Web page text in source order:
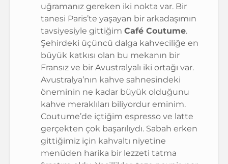
uğramanız gereken iki nokta var. Bir
tanesi Paris’te yaşayan bir arkadaşımın
tavsiyesiyle gittiğim Café Coutume.
Şehirdeki üçüncü dalga kahveciliğe en
büyük katkısı olan bu mekanın bir
Fransız ve bir Avustralyalı iki ortağı var.
Avustralya’nın kahve sahnesindeki
öneminin ne kadar büyük olduğunu
kahve meraklıları biliyordur eminim.
Coutume’de içtiğim espresso ve latte
gerçekten çok başarılıydı. Sabah erken
gittiğimiz için kahvaltı niyetine
menüden harika bir lezzeti tatma